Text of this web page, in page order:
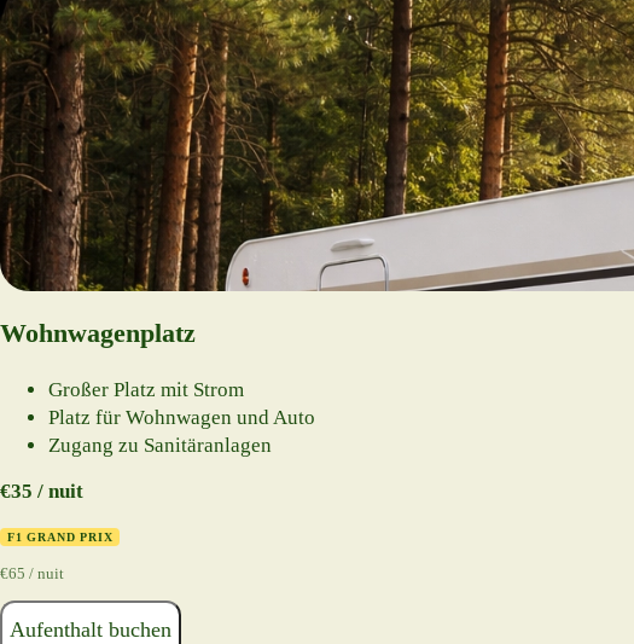
Wohnwagenplatz
Großer Platz mit Strom
Platz für Wohnwagen und Auto
Zugang zu Sanitäranlagen
€35 / nuit
F1 GRAND PRIX
€65 / nuit
Aufenthalt buchen